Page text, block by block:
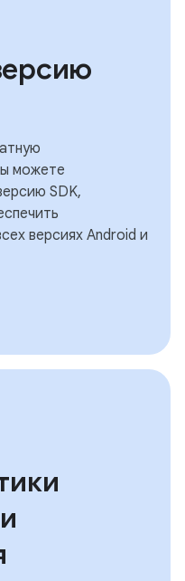
можете
SDK,
версиях Android и